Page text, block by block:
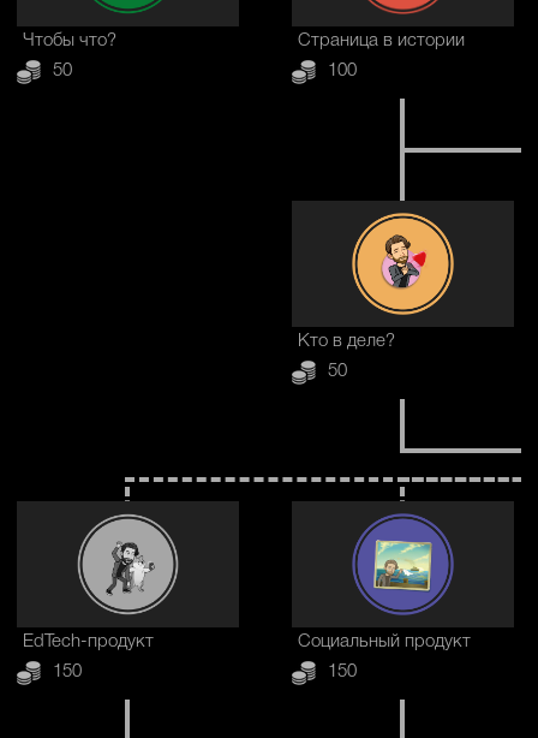
Чтобы что?
50
Страница в истории
100
Кто в деле?
50
EdTech-продукт
150
Социальный продукт
150